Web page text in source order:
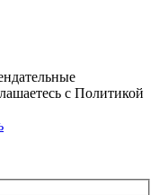
с Политикой